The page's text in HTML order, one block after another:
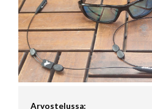
Arvostelussa: